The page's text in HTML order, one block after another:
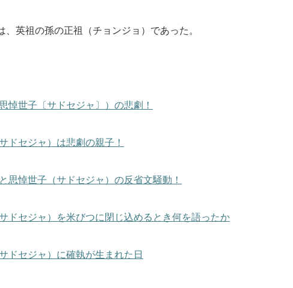
英祖の孫の正祖（チョンジョ）であった。
悼世子〔サドセジャ〕）の悲劇！
ドセジャ）は悲劇の親子！
思悼世子（サドセジャ）の反省文騒動！
ドセジャ）を米びつに閉じ込めるとき何を語ったか
ドセジャ）に確執が生まれた日